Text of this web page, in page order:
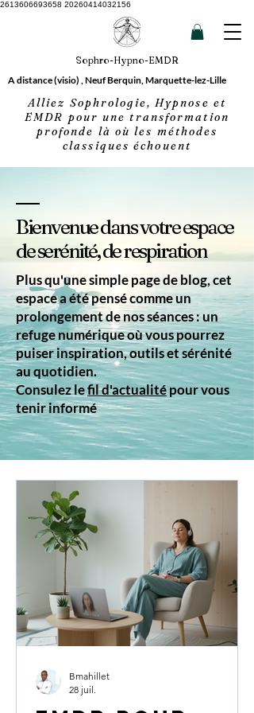
2613606693658 20260414032156
Sophro-Hypno-EMDR
Alliez Sophrologie, Hypnose et
EMDR pour une transformation
profonde là où les méthodes
classiques échouent
A distance (visio) , Neuf Berquin, Marquette-lez-Lille
Bienvenue dans votre espace
de serénité, de respiration
Plus qu'une simple page de blog, cet
espace a été pensé comme un
prolongement de nos séances : un
refuge numérique où vous pourrez
puiser inspiration, outils et sérénité
au quotidien.
Consulez lefil d'actualitépour vous
tenir informé
Bmahillet
28 juil.